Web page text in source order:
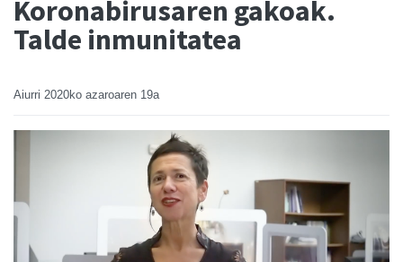
Koronabirusaren gakoak.
Talde inmunitatea
Aiurri 2020ko azaroaren 19a